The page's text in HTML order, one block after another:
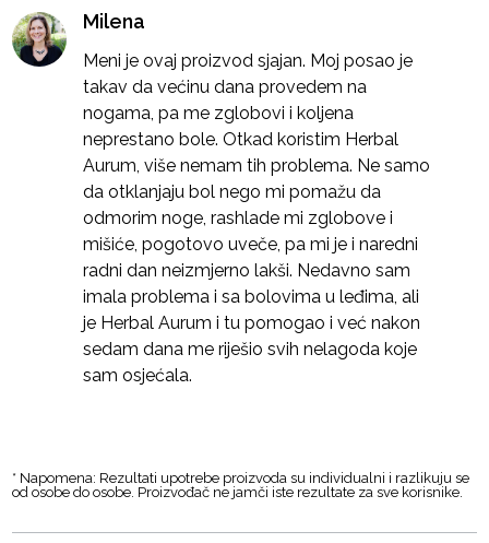
Milena
Meni je ovaj proizvod sjajan. Moj posao je
takav da većinu dana provedem na
nogama, pa me zglobovi i koljena
neprestano bole. Otkad koristim Herbal
Aurum, više nemam tih problema. Ne samo
da otklanjaju bol nego mi pomažu da
odmorim noge, rashlade mi zglobove i
mišiće, pogotovo uveče, pa mi je i naredni
radni dan neizmjerno lakši. Nedavno sam
imala problema i sa bolovima u leđima, ali
je Herbal Aurum i tu pomogao i već nakon
sedam dana me riješio svih nelagoda koje
sam osjećala.
* Napomena: Rezultati upotrebe proizvoda su individualni i razlikuju se
od osobe do osobe. Proizvođač ne jamči iste rezultate za sve korisnike.